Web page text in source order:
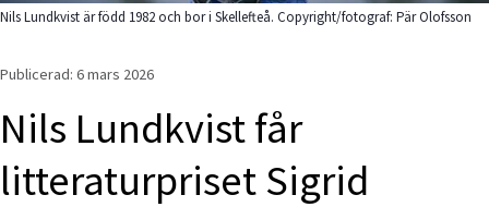
Nils Lundkvist är född 1982 och bor i Skellefteå. Copyright/fotograf: Pär Olofsson
Publicerad: 6 mars 2026
Nils Lundkvist får
litteraturpriset Sigrid